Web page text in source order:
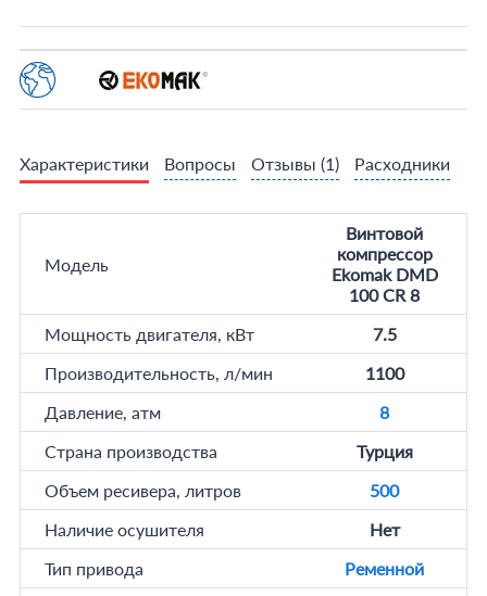
Характеристики Вопросы Отзывы (1) Расходники
Модель
Винтовой
компрессор
Ekomak DMD
100 CR 8
Мощность двигателя, кВт
7.5
Производительность, л/мин
1100
Давление, атм
8
Страна производства
Турция
Объем ресивера, литров
500
Наличие осушителя
Нет
Тип привода
Ременной